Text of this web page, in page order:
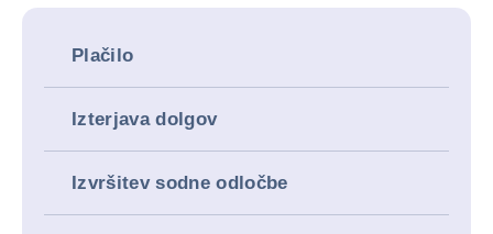
Plačilo
Izterjava dolgov
Izvršitev sodne odločbe